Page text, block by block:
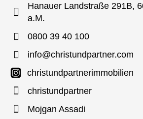
Hanauer Landstraße 291B,
a.M.
0800 39 40 100
info@christundpartner.com
christundpartnerimmobilien
christundpartner
Mojgan Assadi